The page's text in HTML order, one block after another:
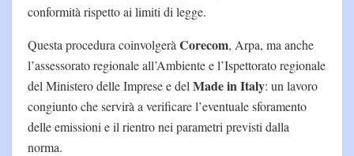
conformità rispetto ai limiti di legge.
Questa procedura coinvolgerà Corecom, Arpa, ma anche
l’assessorato regionale all’Ambiente e l’Ispettorato regionale
del Ministero delle Imprese e del Made in Italy: un lavoro
congiunto che servirà a verificare l’eventuale sforamento
delle emissioni e il rientro nei parametri previsti dalla
norma.